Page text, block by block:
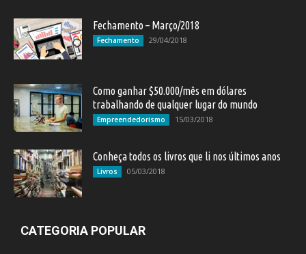
Fechamento – Março/2018
Fechamento 29/04/2018
Como ganhar $50.000/mês em dólares
trabalhando de qualquer lugar do mundo
Empreendedorismo 15/03/2018
Conheça todos os livros que li nos últimos anos
Livros 05/03/2018
CATEGORIA POPULAR